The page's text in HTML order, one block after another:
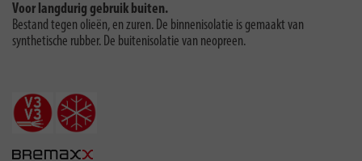
Voor langdurig gebruik buiten.
Bestand tegen olieën, en zuren. De binnenisolatie is gemaakt van
synthetische rubber. De buitenisolatie van neopreen.